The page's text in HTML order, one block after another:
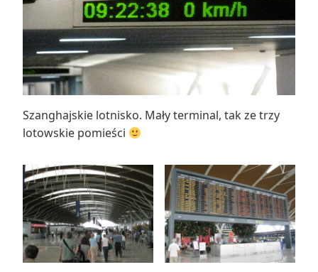
Szanghajskie lotnisko. Mały terminal, tak ze trzy
lotowskie pomieści